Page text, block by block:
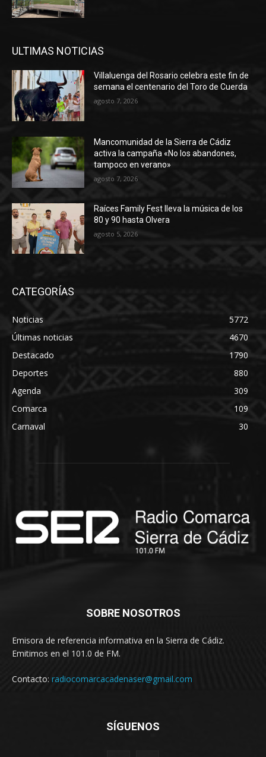
ULTIMAS NOTICIAS
Villaluenga del Rosario celebra este fin de
semana el centenario del Toro de Cuerda
agosto 7, 2026
Mancomunidad de la Sierra de Cádiz
activa la campaña «No los abandones,
tampoco en verano»
agosto 7, 2026
Raíces Family Fest lleva la música de los
80 y 90 hasta Olvera
agosto 5, 2026
CATEGORÍAS
Noticias
5772
Últimas noticias
4670
Destacado
1790
Deportes
880
Agenda
309
Comarca
109
Carnaval
30
SOBRE NOSOTROS
Emisora de referencia informativa en la Sierra de Cádiz.
Emitimos en el 101.0 de FM.
Contacto: radiocomarcacadenaser@gmail.com
SÍGUENOS